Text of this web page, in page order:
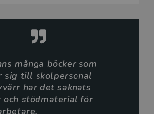
många böcker som
sig till skolpersonal
har det saknats
och stödmaterial för